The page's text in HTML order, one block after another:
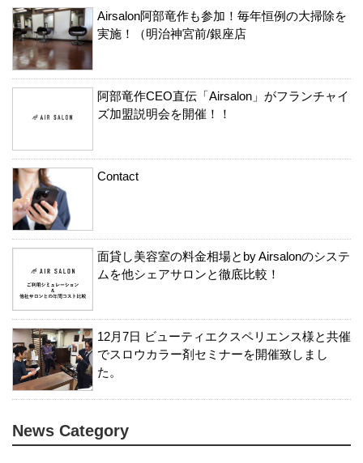
Airsalon阿部竜作も参加！毎年恒例の大掃除を
実施！（明治神宮前/銀座店
阿部竜作CEO直伝「Airsalon」がフランチャイ
ズ加盟説明会を開催！！
Contact
面貸し美容室の料金相場とby Airsalonのシステ
ムを他シェアサロンと徹底比較！
12月7日 ビューティエクスペリエンス様と共催
でスロウカラー剤セミナーを開催致しまし
た。
News Category